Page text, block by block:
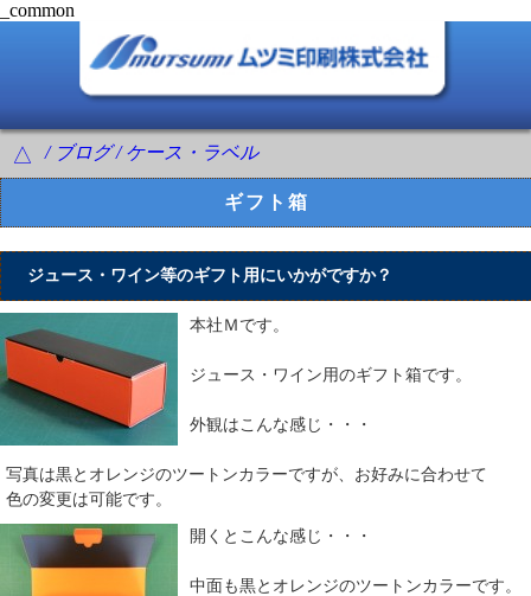
_common
△ / ブログ / ケース・ラベル
ギフト箱
ジュース・ワイン等のギフト用にいかがですか？
本社Ｍです。
ジュース・ワイン用のギフト箱です。
外観はこんな感じ・・・
写真は黒とオレンジのツートンカラーですが、お好みに合わせて
色の変更は可能です。
開くとこんな感じ・・・
中面も黒とオレンジのツートンカラーです。